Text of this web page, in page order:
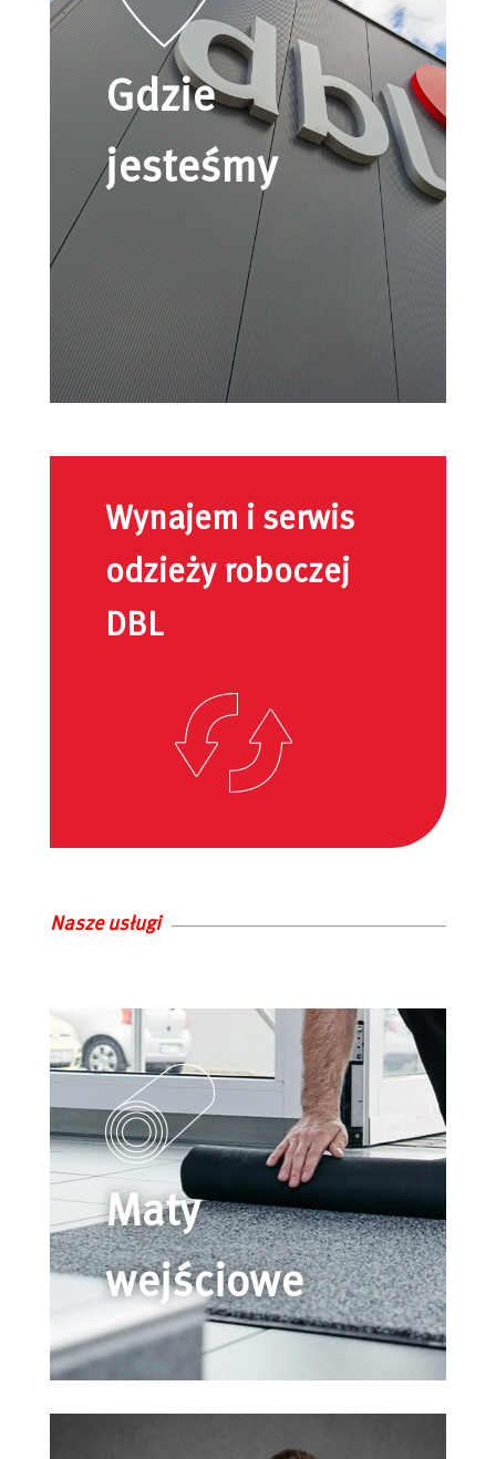
Gdzie
jesteśmy
Wynajem i serwis
odzieży roboczej
DBL
Nasze usługi
Maty
wejściowe